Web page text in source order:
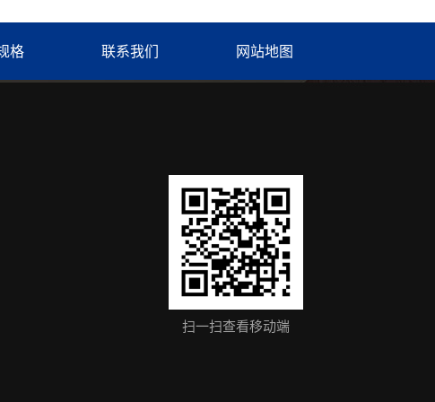
格 联系我们 网站地图
扫一扫查看移动端